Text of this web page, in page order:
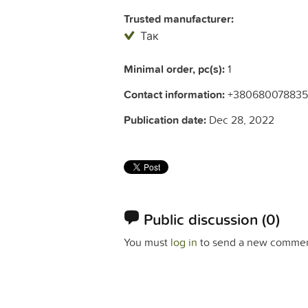
Trusted manufacturer:
Так
Minimal order, pc(s):1
Contact information:+380680078835
Publication date: Dec 28, 2022
Public discussion (0)
You must log in to send a new